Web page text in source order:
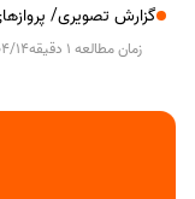
گزارش تصویری/
زمان مطالعه 1 دقیقه 14